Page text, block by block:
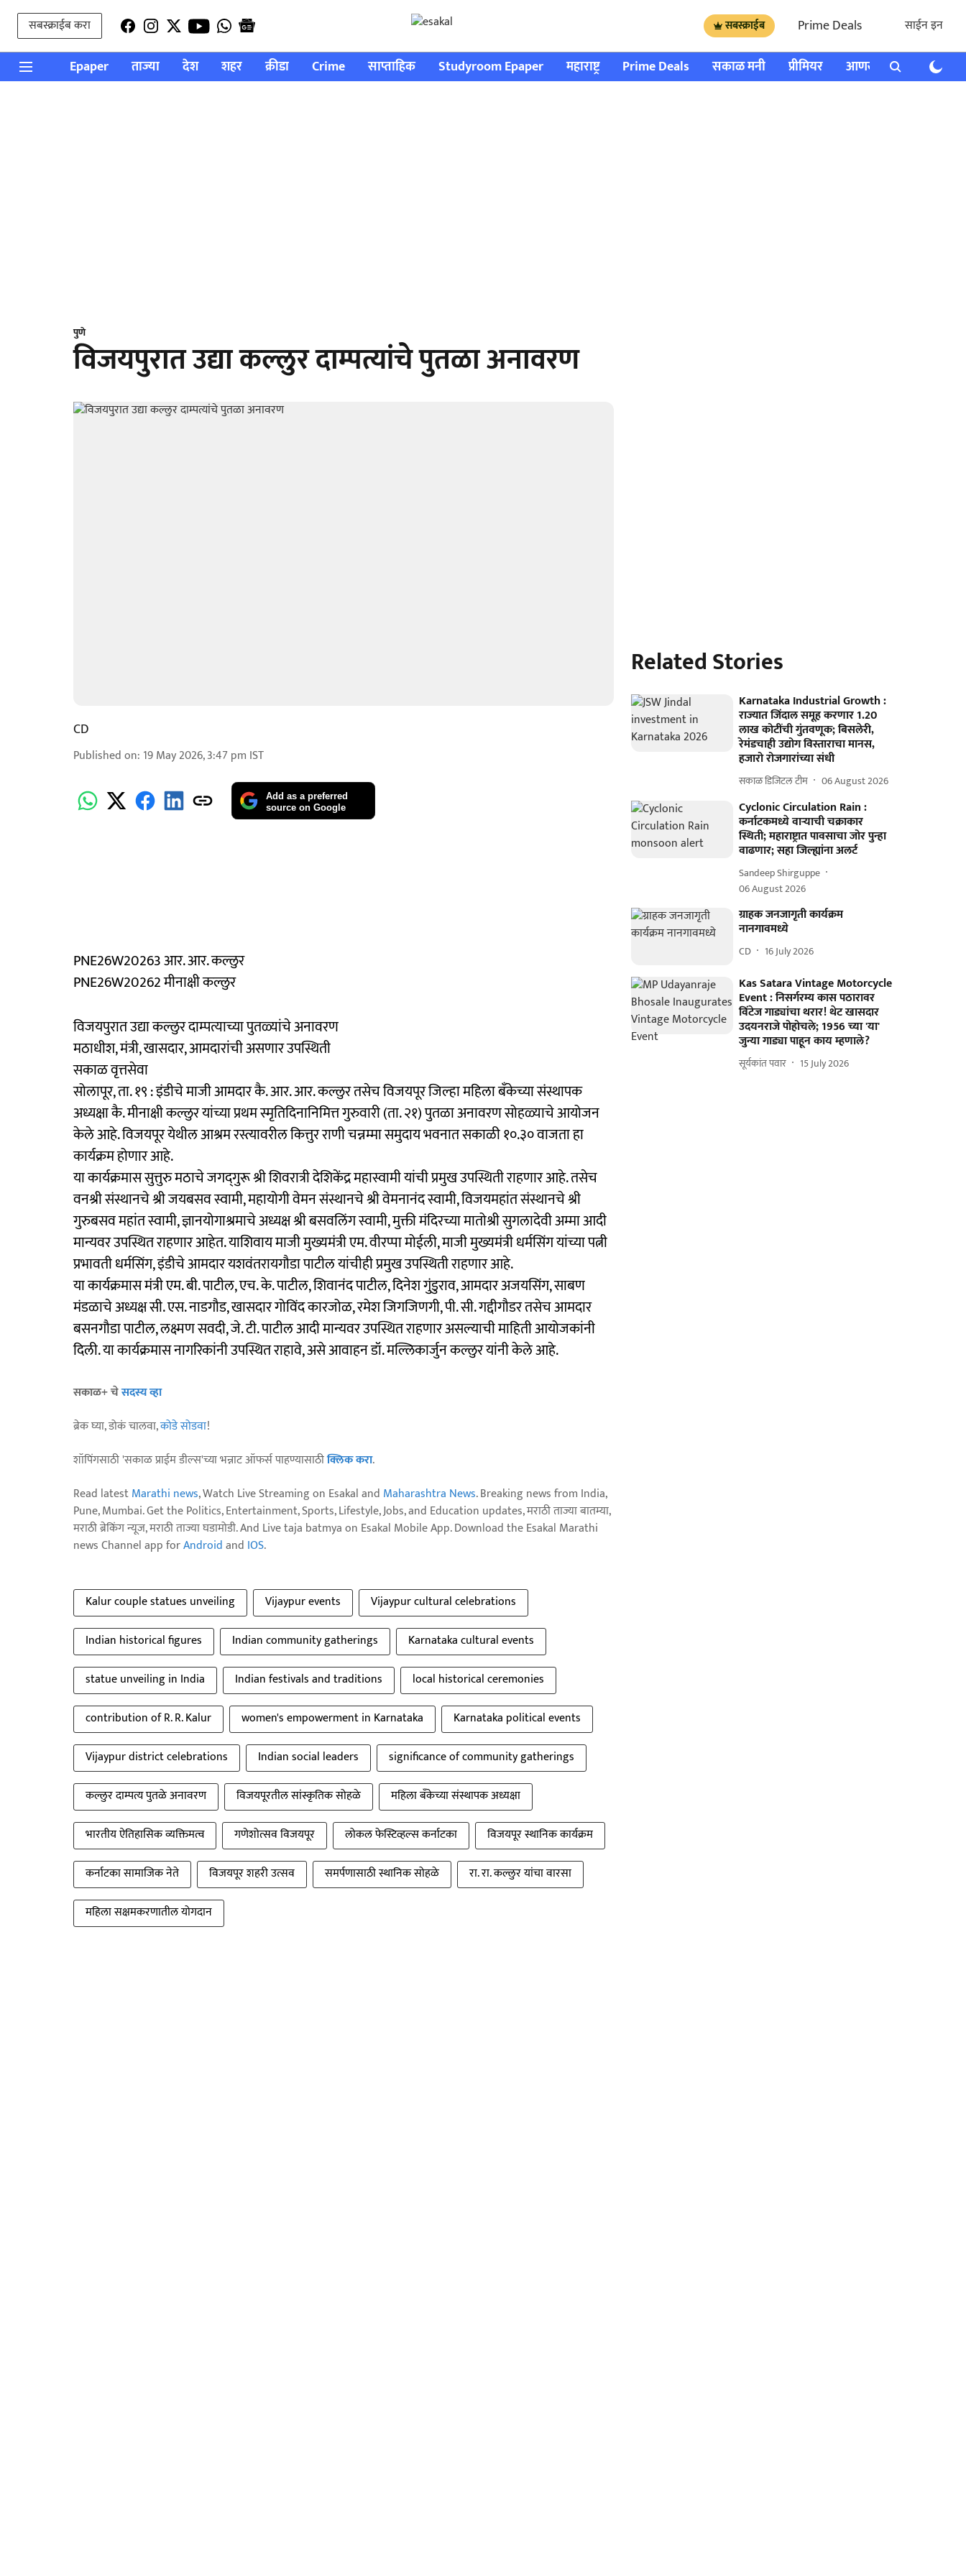
सबस्क्राईब करा सबस्क्राईब Prime Deals साईन इन
Epaper ताज्या देश शहर क्रीडा Crime साप्ताहिक Studyroom Epaper महाराष्ट्र Prime Deals सकाळ मनी प्रीमियर आणखी राशी भविष्य
पुणे
विजयपुरात उद्या कल्लुर दाम्पत्यांचे पुतळा अनावरण
CD
Published on: 19 May 2026, 3:47 pm IST
Add as a preferred
source on Google
PNE26W20263 आर. आर. कल्लुर
PNE26W20262 मीनाक्षी कल्लुर
विजयपुरात उद्या कल्लुर दाम्पत्याच्या पुतळ्यांचे अनावरण
मठाधीश, मंत्री, खासदार, आमदारांची असणार उपस्थिती
सकाळ वृत्तसेवा
सोलापूर, ता. १९ : इंडीचे माजी आमदार कै. आर. आर. कल्लुर तसेच विजयपूर जिल्हा महिला बँकेच्या संस्थापक
अध्यक्षा कै. मीनाक्षी कल्लुर यांच्या प्रथम स्मृतिदिनानिमित्त गुरुवारी (ता. २१) पुतळा अनावरण सोहळ्याचे आयोजन
केले आहे. विजयपूर येथील आश्रम रस्त्यावरील कित्तुर राणी चन्नम्मा समुदाय भवनात सकाळी १०.३० वाजता हा
कार्यक्रम होणार आहे.
या कार्यक्रमास सुत्तुरु मठाचे जगद्‍गुरू श्री शिवरात्री देशिकेंद्र महास्वामी यांची प्रमुख उपस्थिती राहणार आहे. तसेच
वनश्री संस्थानचे श्री जयबसव स्वामी, महायोगी वेमन संस्थानचे श्री वेमनानंद स्वामी, विजयमहांत संस्थानचे श्री
गुरुबसव महांत स्वामी, ज्ञानयोगाश्रमाचे अध्यक्ष श्री बसवलिंग स्वामी, मुक्ती मंदिरच्या मातोश्री सुगलादेवी अम्मा आदी
मान्यवर उपस्थित राहणार आहेत. याशिवाय माजी मुख्यमंत्री एम. वीरप्पा मोईली, माजी मुख्यमंत्री धर्मसिंग यांच्या पत्नी
प्रभावती धर्मसिंग, इंडीचे आमदार यशवंतरायगौडा पाटील यांचीही प्रमुख उपस्थिती राहणार आहे.
या कार्यक्रमास मंत्री एम. बी. पाटील, एच. के. पाटील, शिवानंद पाटील, दिनेश गुंडुराव, आमदार अजयसिंग, साबण
मंडळाचे अध्यक्ष सी. एस. नाडगौड, खासदार गोविंद कारजोळ, रमेश जिगजिणगी, पी. सी. गद्दीगौडर तसेच आमदार
बसनगौडा पाटील, लक्ष्मण सवदी, जे. टी. पाटील आदी मान्यवर उपस्थित राहणार असल्याची माहिती आयोजकांनी
दिली. या कार्यक्रमास नागरिकांनी उपस्थित राहावे, असे आवाहन डॉ. मल्लिकार्जुन कल्लुर यांनी केले आहे.
सकाळ+ चेसदस्य व्हा
ब्रेक घ्या, डोकं चालवा,कोडे सोडवा!
शॉपिंगसाठी 'सकाळ प्राईम डील्स'च्या भन्नाट ऑफर्स पाहण्यासाठीक्लिक करा.
Read latestMarathi news, Watch Live Streaming on Esakal and Maharashtra News. Breaking news from India,
Pune, Mumbai. Get the Politics, Entertainment, Sports, Lifestyle, Jobs, and Education updates, मराठी ताज्या बातम्या,
मराठी ब्रेकिंग न्यूज, मराठी ताज्या घडामोडी. And Live taja batmya on Esakal Mobile App. Download the Esakal Marathi
news Channel app forAndroidand IOS.
Kalur couple statues unveiling Vijaypur events
Vijaypur cultural celebrations
Indian historical figures
Indian community gatherings
Karnataka cultural events
statue unveiling in India
Indian festivals and traditions
local historical ceremonies
contribution of R. R. Kalur
women's empowerment in Karnataka
Karnataka political events
Vijaypur district celebrations
Indian social leaders
significance of community gatherings
कल्लुर दाम्पत्य पुतळे अनावरण
विजयपूरतील सांस्कृतिक सोहळे
महिला बँकेच्या संस्थापक अध्यक्षा
भारतीय ऐतिहासिक व्यक्तिमत्व
गणेशोत्सव विजयपूर लोकल फेस्टिव्हल्स कर्नाटका
विजयपूर स्थानिक कार्यक्रम
कर्नाटका सामाजिक नेते
विजयपूर शहरी उत्सव समर्पणासाठी स्थानिक सोहळे
रा. रा. कल्लुर यांचा वारसा
महिला सक्षमकरणातील योगदान
Related Stories
Karnataka Industrial Growth :
राज्यात जिंदाल समूह करणार 1.20
लाख कोटींची गुंतवणूक; बिसलेरी,
रेमंडचाही उद्योग विस्ताराचा मानस,
हजारो रोजगारांच्या संधी
सकाळ डिजिटल टीम 06 August 2026
Cyclonic Circulation Rain :
कर्नाटकमध्ये वाऱ्याची चक्राकार
स्थिती; महाराष्ट्रात पावसाचा जोर पुन्हा
वाढणार; सहा जिल्ह्यांना अलर्ट
Sandeep Shirguppe
06 August 2026
ग्राहक जनजागृती कार्यक्रम
नानगावमध्ये
CD 16 July 2026
Kas Satara Vintage Motorcycle
Event : निसर्गरम्य कास पठारावर
विंटेज गाड्यांचा थरार! थेट खासदार
उदयनराजे पोहोचले; 1956 च्या 'या'
जुन्या गाड्या पाहून काय म्हणाले?
सूर्यकांत पवार 15 July 2026